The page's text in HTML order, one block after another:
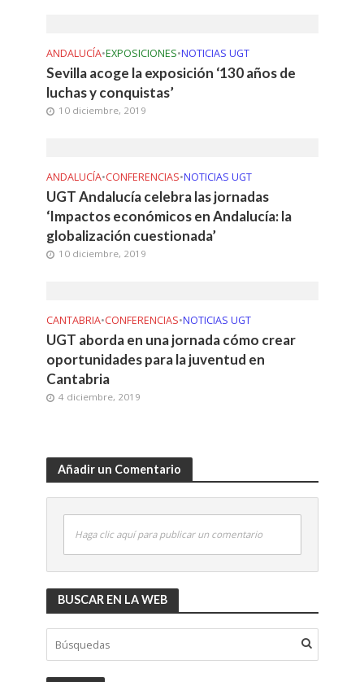
ANDALUCÍA•EXPOSICIONES•NOTICIAS UGT
Sevilla acoge la exposición ‘130 años de
luchas y conquistas’
10 diciembre, 2019
ANDALUCÍA•CONFERENCIAS•NOTICIAS UGT
UGT Andalucía celebra las jornadas
‘Impactos económicos en Andalucía: la
globalización cuestionada’
10 diciembre, 2019
CANTABRIA•CONFERENCIAS•NOTICIAS UGT
UGT aborda en una jornada cómo crear
oportunidades para la juventud en
Cantabria
4 diciembre, 2019
Añadir un Comentario
Haga clic aquí para publicar un comentario
BUSCAR EN LA WEB